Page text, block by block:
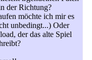
der Richtung?
möchte ich mir es
unbedingt...) Oder
der das alte Spiel